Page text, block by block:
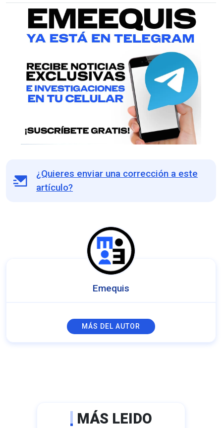
¿Quieres enviar una corrección a este
artículo?
Emequis
MÁS DEL AUTOR
MÁS LEIDO